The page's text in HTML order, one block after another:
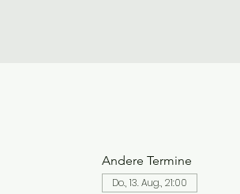
Andere Termine
Do., 13. Aug., 21:00